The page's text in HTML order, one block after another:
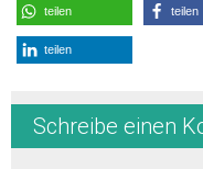
teilen teilen
teilen
Schreibe einen